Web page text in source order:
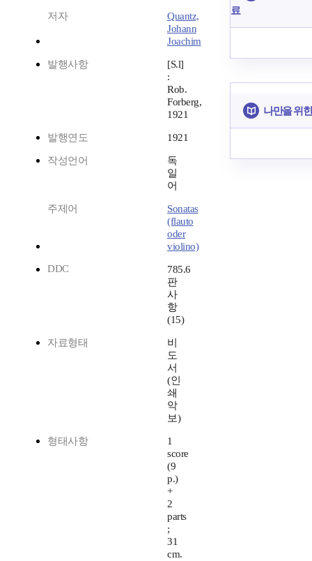
저자
Quantz,
Johann
Joachim
발행사항
[S.l]
:
Rob.
Forberg,
1921
발행연도 1921
작성언어
독
일
어
주제어
Sonatas
(flauto
oder
violino)
DDC
785.6
판
사
항
(15)
자료형태
비
도
서
(인
쇄
악
보)
형태사항
1
score
(9
p.)
+
2
parts
;
31
cm.
료
나만을 위